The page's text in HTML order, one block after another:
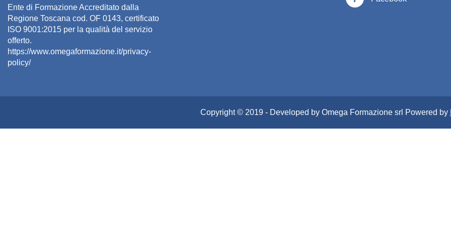
Ente di Formazione Accreditato dalla
Regione Toscana cod. OF 0143, certificato
ISO 9001:2015 per la qualità del servizio
offerto.
https://www.omegaformazione.it/privacy-
policy/
Copyright © 2019 - Developed by Omega Formazione srl Powered by